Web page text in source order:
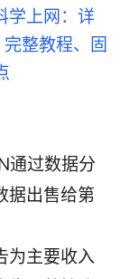
学上网：详
整教程、固
通过数据分
据出售给第
为主要收入